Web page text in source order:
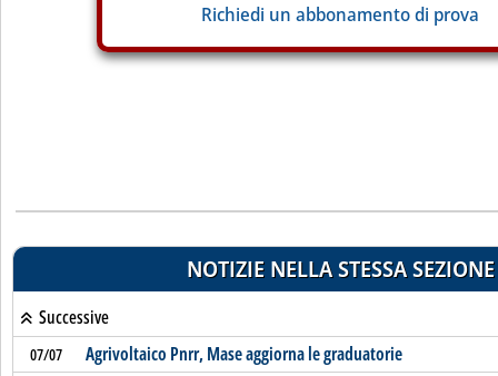
Richiedi un abbonamento di prova
NOTIZIE NELLA STESSA SEZIONE
Successive
07/07 Agrivoltaico Pnrr, Mase aggiorna le graduatorie